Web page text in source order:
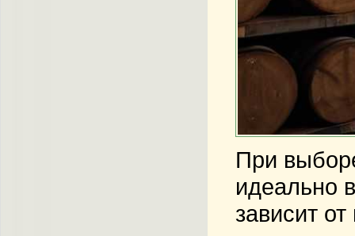
При
идеально
зависит